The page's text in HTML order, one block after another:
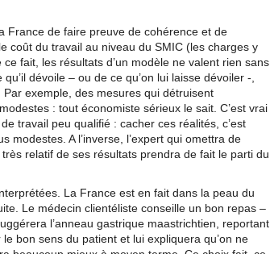
France de faire preuve de cohérence et de
coût du travail au niveau du SMIC (les charges y
fait, les résultats d’un modèle ne valent rien sans
dévoile – ou de ce qu’on lui laisse dévoiler -,
exemple, des mesures qui détruisent
: tout économiste sérieux le sait. C’est vrai
travail peu qualifié : cacher ces réalités, c’est
modestes. A l’inverse, l’expert qui omettra de
relatif de ses résultats prendra de fait le parti du
La France est en fait dans la peau du
Le médecin clientéliste conseille un bon repas –
l’anneau gastrique maastrichtien, reportant
bon sens du patient et lui expliquera qu’on ne